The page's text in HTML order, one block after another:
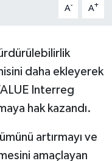
A- A+
daha ekleyerek
Interreg
hak kazandı.
artırmayı ve
amaçlayan